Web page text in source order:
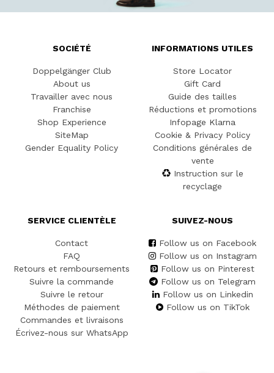
SOCIÉTÉ
Doppelgänger Club
About us
Travailler avec nous
Franchise
Shop Experience
SiteMap
Gender Equality Policy
INFORMATIONS UTILES
Store Locator
Gift Card
Guide des tailles
Réductions et promotions
Infopage Klarna
Cookie & Privacy Policy
Conditions générales de
vente
Instruction sur le
recyclage
SERVICE CLIENTÈLE
Contact
FAQ
Retours et remboursements
Suivre la commande
Suivre le retour
Méthodes de paiement
Commandes et livraisons
Écrivez-nous sur WhatsApp
SUIVEZ-NOUS
Follow us on Facebook
Follow us on Instagram
Follow us on Pinterest
Follow us on Telegram
Follow us on Linkedin
Follow us on TikTok